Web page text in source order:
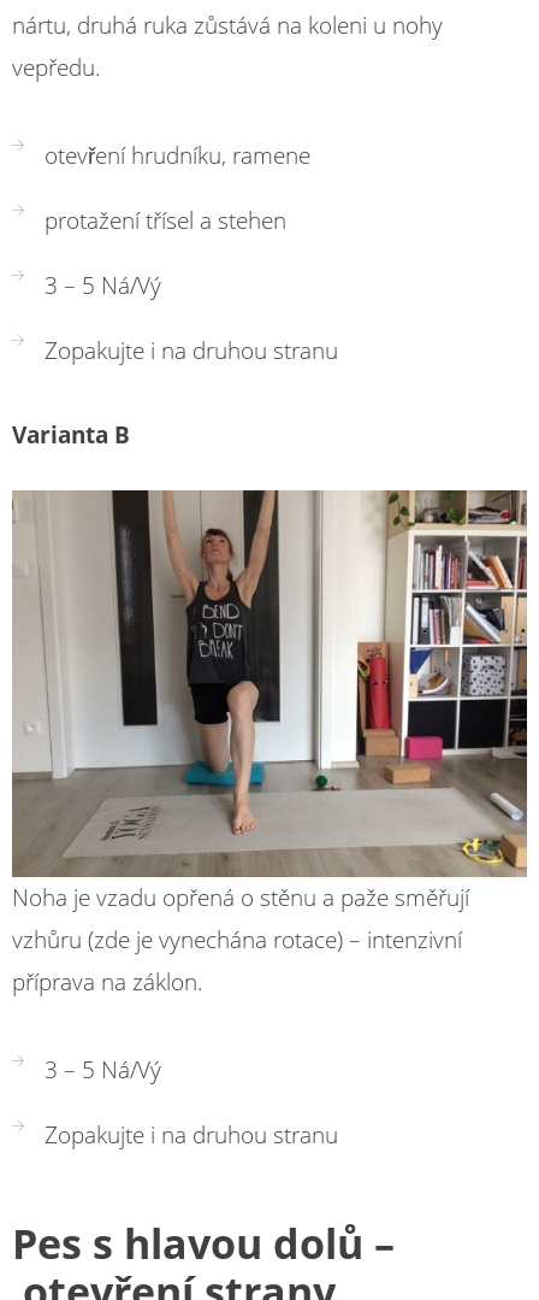
nártu, druhá ruka zůstává na koleni u nohy
vepředu.
otevření hrudníku, ramene
protažení třísel a stehen
3 – 5 Ná/Vý
Zopakujte i na druhou stranu
Varianta B
Noha je vzadu opřená o stěnu a paže směřují
vzhůru (zde je vynechána rotace) – intenzivní
příprava na záklon.
3 – 5 Ná/Vý
Zopakujte i na druhou stranu
Pes s hlavou dolů –